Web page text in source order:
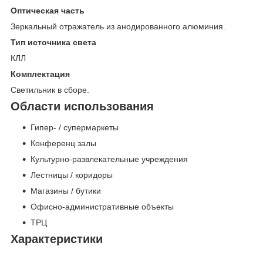
Оптическая часть
Зеркальный отражатель из анодированного алюминия.
Тип источника света
КЛЛ
Комплектация
Светильник в сборе.
Области использования
Гипер- / супермаркеты
Конференц залы
Культурно-развлекательные учреждения
Лестницы / коридоры
Магазины / бутики
Офисно-административные объекты
ТРЦ
Характеристики